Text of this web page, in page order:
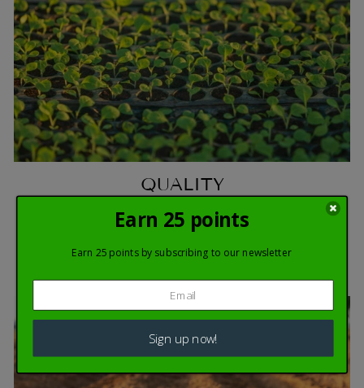
QUALITY
At BerTabac, our tobacco leaves are 100% natural
and certified grade A/1. We supply premium quality
leaves.